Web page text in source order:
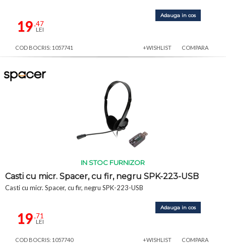
19,47
LEI
Adauga in cos
COD BOCRIS: 1057741 +WISHLIST COMPARA
IN STOC FURNIZOR
Casti cu micr. Spacer, cu fir, negru SPK-223-USB
Casti cu micr. Spacer, cu fir, negru SPK-223-USB
19,71
LEI
Adauga in cos
COD BOCRIS: 1057740 +WISHLIST COMPARA